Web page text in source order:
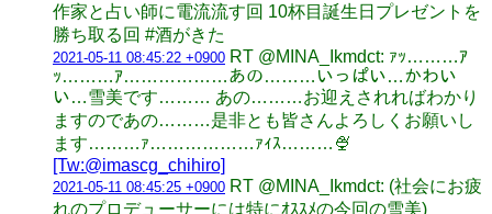
作家と占い師に電流流す回 10杯目誕生日プレゼントを
勝ち取る回 #酒がきた
2021-05-11 08:45:22 +0900 RT @MINA_Ikmdct: ｧｯ………ｱ
ｯ………ｱ………………あの………いっぱい…かわい
い…雪美です……… あの………お迎えされればわかり
ますのであの………是非とも皆さんよろしくお願いし
ます………ｧ………………ｧｨｽ………🍨
[Tw:@imascg_chihiro]
2021-05-11 08:45:25 +0900 RT @MINA_Ikmdct: (社会にお疲
れのプロデューサーには特にｵｽｽﾒの今回の雪美)